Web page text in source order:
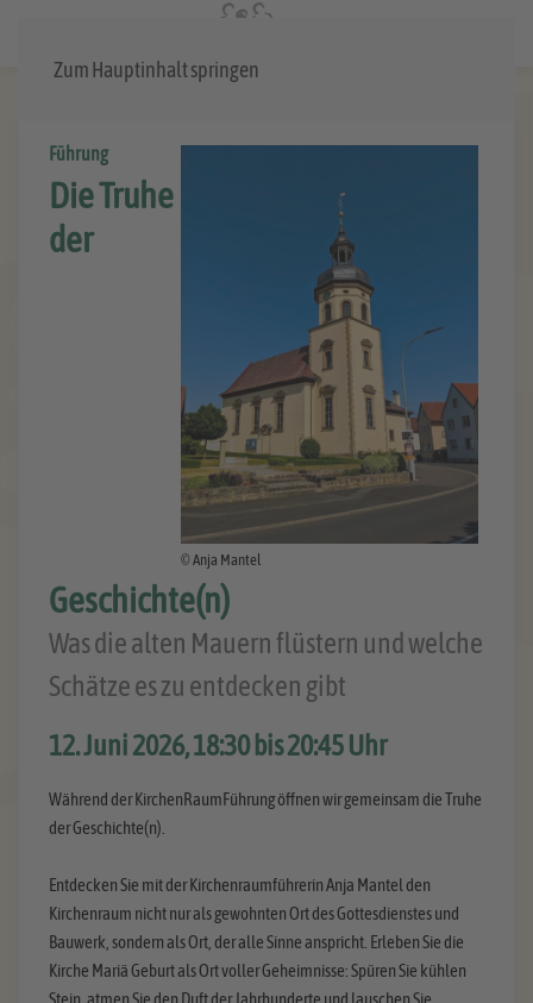
Zum Hauptinhalt springen
© Anja Mantel
Führung
Die Truhe
der
Geschichte(n)
Was die alten Mauern flüstern und welche
Schätze es zu entdecken gibt
12. Juni 2026, 18:30 bis 20:45 Uhr
Während der KirchenRaumFührung öffnen wir gemeinsam die Truhe
der Geschichte(n).
Entdecken Sie mit der Kirchenraumführerin Anja Mantel den
Kirchenraum nicht nur als gewohnten Ort des Gottesdienstes und
Bauwerk, sondern als Ort, der alle Sinne anspricht. Erleben Sie die
Kirche Mariä Geburt als Ort voller Geheimnisse: Spüren Sie kühlen
Stein, atmen Sie den Duft der Jahrhunderte und lauschen Sie